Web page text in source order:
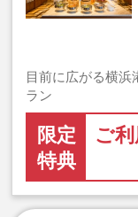
目前に広がる横浜
ラン
限定
特典
ご